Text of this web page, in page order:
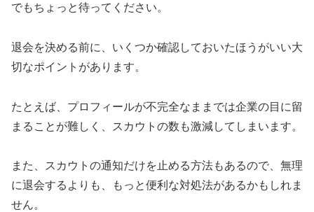
でもちょっと待ってください。
退会を決める前に、いくつか確認しておいたほうがいい大
切なポイントがあります。
たとえば、プロフィールが不完全なままでは企業の目に留
まることが難しく、スカウトの数も激減してしまいます。
また、スカウトの通知だけを止める方法もあるので、無理
に退会するよりも、もっと便利な対処法があるかもしれま
せん。